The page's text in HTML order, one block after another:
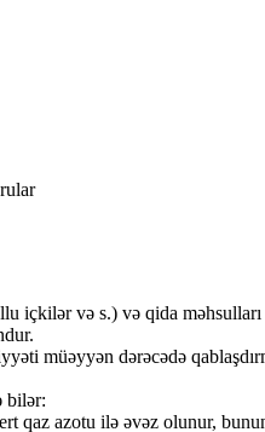
və s.) və qida
müəyyən dərəcədə
bilər:
qaz azotu ilə əvəz olunur,